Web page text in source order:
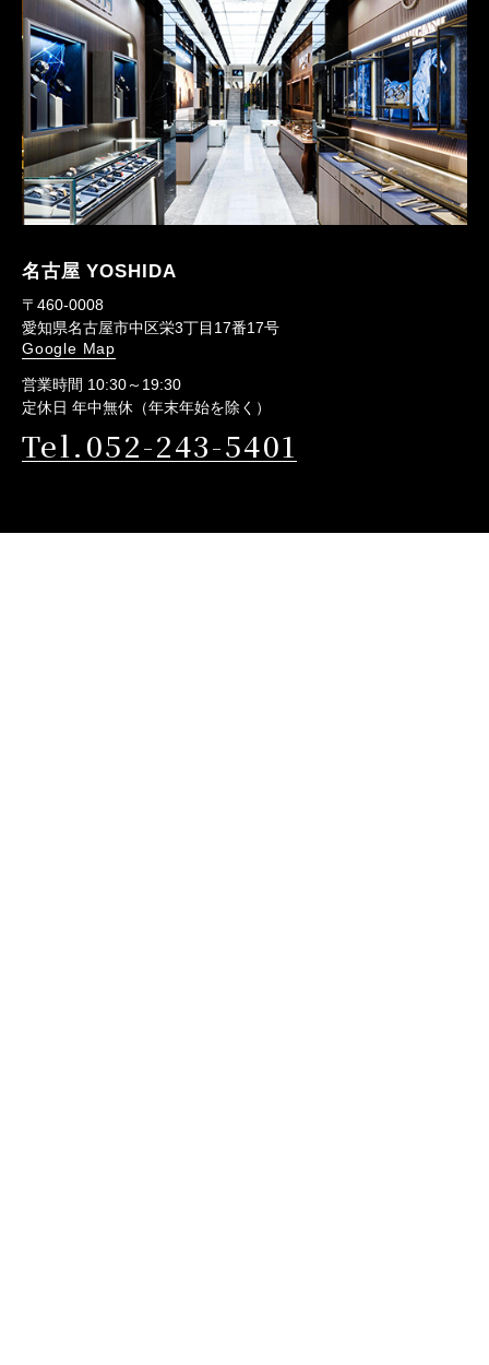
名古屋 YOSHIDA
〒460-0008
愛知県名古屋市中区栄3丁目17番17号
Google Map
営業時間 10:30～19:30
定休日 年中無休（年末年始を除く）
Tel.052-243-5401